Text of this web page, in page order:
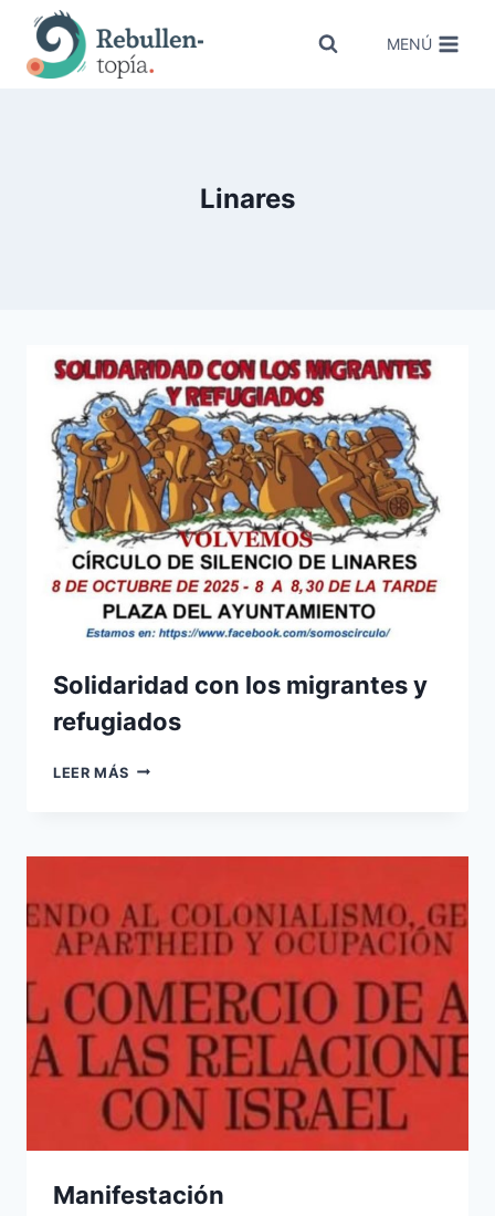
Saltar
contenido
MENÚ
Linares
Solidaridad con los migrantes y
refugiados
LEER MÁS SOLIDARIDAD
Y
Manifestación